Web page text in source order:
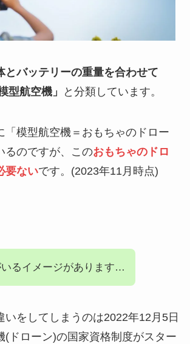
とバッテリーの重量を合わせて
型航空機」
と分類しています。
「模型航空機＝おもちゃのドロー
るのですが、このおもちゃのドロ
要ないです。(2023年11月時点)
るイメージがあります…
いをしてしまうのは2022年12月5日
(ドローン)の国家資格制度がスター